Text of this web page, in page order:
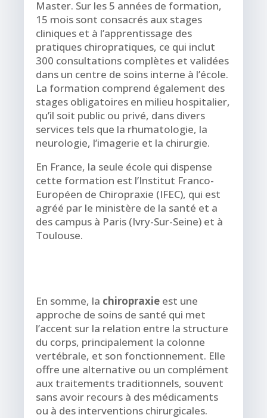
Master. Sur les 5 années de formation,
15 mois sont consacrés aux stages
cliniques et à l’apprentissage des
pratiques chiropratiques, ce qui inclut
300 consultations complètes et validées
dans un centre de soins interne à l’école.
La formation comprend également des
stages obligatoires en milieu hospitalier,
qu’il soit public ou privé, dans divers
services tels que la rhumatologie, la
neurologie, l’imagerie et la chirurgie.
En France, la seule école qui dispense
cette formation est l’Institut Franco-
Européen de Chiropraxie (IFEC), qui est
agréé par le ministère de la santé et a
des campus à Paris (Ivry-Sur-Seine) et à
Toulouse.
En somme, la chiropraxie est une
approche de soins de santé qui met
l’accent sur la relation entre la structure
du corps, principalement la colonne
vertébrale, et son fonctionnement. Elle
offre une alternative ou un complément
aux traitements traditionnels, souvent
sans avoir recours à des médicaments
ou à des interventions chirurgicales.